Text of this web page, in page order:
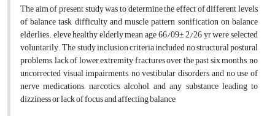
The aim of present study was to determine the effect of different levels
of balance task difficulty and muscle pattern sonification on balance
elderlies. eleve healthy elderly mean age 66/09± 2/26 yr were selected
voluntarily. The study inclusion criteria included no structural postural
problems, lack of lower extremity fractures over the past six months, no
uncorrected visual impairments, no vestibular disorders, and no use of
nerve medications, narcotics, alcohol, and any substance leading to
dizziness or lack of focus and affecting balance